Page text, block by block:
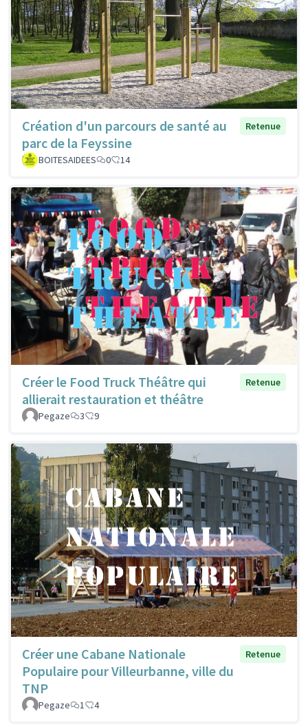
Création d'un parcours de santé au
parc de la Feyssine
Retenue
BOITESAIDEES 0 14
Créer le Food Truck Théâtre qui
allierait restauration et théâtre
Retenue
Pegaze 3 9
Créer une Cabane Nationale
Populaire pour Villeurbanne, ville du
TNP
Retenue
Pegaze 1 4